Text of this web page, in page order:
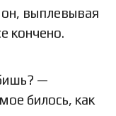
выплевывая
кончено.
—
билось, как